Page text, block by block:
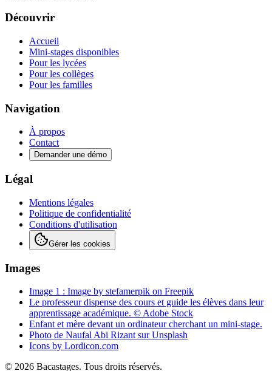
Découvrir
Accueil
Mini-stages disponibles
Pour les lycées
Pour les collèges
Pour les familles
Navigation
À propos
Contact
Demander une démo
Légal
Mentions légales
Politique de confidentialité
Conditions d'utilisation
Gérer les cookies
Images
Image 1 : Image by stefamerpik on Freepik
Le professeur dispense des cours et guide les élèves dans leur
apprentissage académique. © Adobe Stock
Enfant et mère devant un ordinateur cherchant un mini-stage.
Photo de Naufal Abi Rizant sur Unsplash
Icons by Lordicon.com
© 2026 Bacastages. Tous droits réservés.